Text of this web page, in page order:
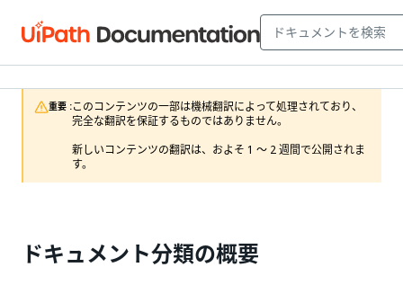
重要 :このコンテンツの一部は機械翻訳によって処理されており、
完全な翻訳を保証するものではありません。
新しいコンテンツの翻訳は、およそ 1 ～ 2 週間で公開されま
す。
ドキュメント分類の概要